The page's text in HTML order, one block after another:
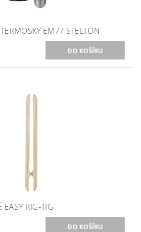
EM77 STELTON
EASY RIG-TIG